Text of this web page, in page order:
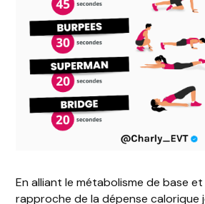
En alliant le métabolisme de base
rapproche de la dépense calorique